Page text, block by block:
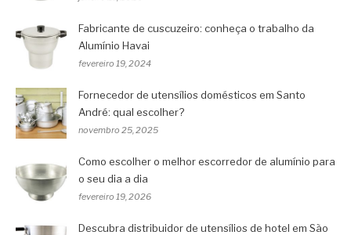
Fabricante de cuscuzeiro: conheça o trabalho da
Alumínio Havai
fevereiro 19, 2024
Fornecedor de utensílios domésticos em Santo
André: qual escolher?
novembro 25, 2025
Como escolher o melhor escorredor de alumínio para
o seu dia a dia
fevereiro 19, 2026
Descubra distribuidor de utensílios de hotel em São